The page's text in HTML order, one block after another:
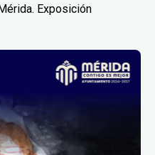
Exposición